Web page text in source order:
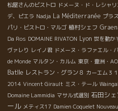
松屋さんのビストロ ドメーヌ・ド・レシャ
デ、ピエラ Nadja La Méditerranée プラ
パリ・ビストロ・マルゴ 植村シェフ
Da Ros DOMAINE RIVATON Lyon 世を動か
ヴァレり レイノ君 ドメーヌ・ラファエル・
de Monde マルタン・カルム 東京・豊洲・
Batlle レストラン・グラン８ カーエム３１
2014 Vincent Girault ミス・テール
Domaine Lammidia マサル式選別 石田シェ
ール メティス17 Damien Coquelet Nouveau